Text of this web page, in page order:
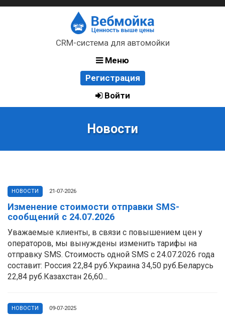
CRM-система для автомойки
Меню
Регистрация
Войти
Новости
НОВОСТИ 21-07-2026
Изменение стоимости отправки SMS-
сообщений с 24.07.2026
Уважаемые клиенты, в связи с повышением цен у
операторов, мы вынуждены изменить тарифы на
отправку SMS. Стоимость одной SMS с 24.07.2026 года
составит: Россия 22,84 руб.Украина 34,50 руб.Беларусь
22,84 руб.Казахстан 26,60...
НОВОСТИ 09-07-2025